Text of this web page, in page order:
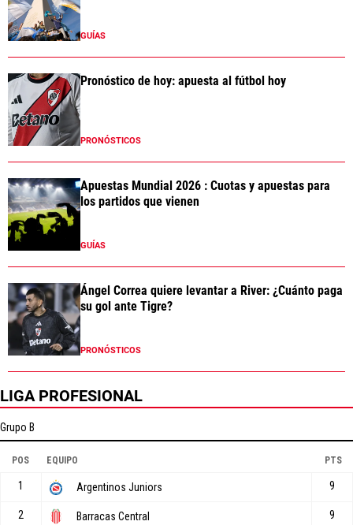
GUÍAS
Pronóstico de hoy: apuesta al fútbol hoy
PRONÓSTICOS
Apuestas Mundial 2026 : Cuotas y apuestas para
los partidos que vienen
GUÍAS
Ángel Correa quiere levantar a River: ¿Cuánto paga
su gol ante Tigre?
PRONÓSTICOS
LIGA PROFESIONAL